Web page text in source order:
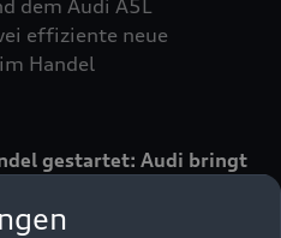
dem Audi A5L
effiziente neue
Handel
gestartet: Audi bringt
den chinesischen